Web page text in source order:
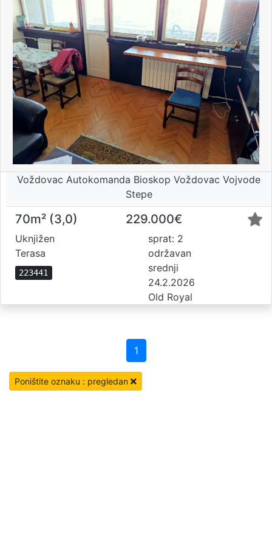
Voždovac Autokomanda Bioskop Voždovac Vojvode
Stepe
70m² (3,0) 229.000€
Uknjižen
Terasa
223441
sprat: 2
održavan
srednji
24.2.2026
Old Royal
1
Poništite oznaku : pregledan